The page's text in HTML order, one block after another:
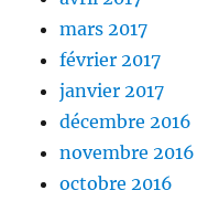
mars 2017
février 2017
janvier 2017
décembre 2016
novembre 2016
octobre 2016